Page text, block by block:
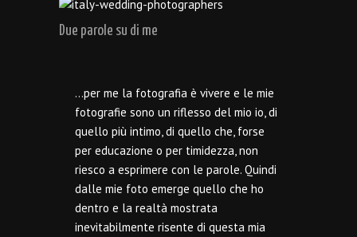
Due parole su di me
…per me la fotografia è vivere e le mie
fotografie sono un riflesso del mio io, di
quello più intimo, di quello che, forse
per educazione o per timidezza, non
riesco a esprimere con le parole. Quindi
dalle mie foto emerge quello che ho
dentro e la realtà mostrata
inevitabilmente risente di questa mia